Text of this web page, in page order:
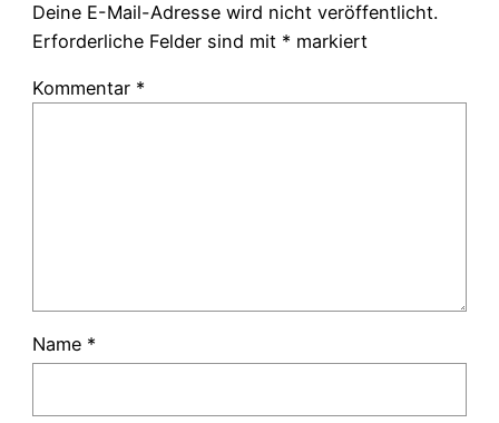
Deine E-Mail-Adresse wird nicht veröffentlicht.
Erforderliche Felder sind mit * markiert
Kommentar *
Name *